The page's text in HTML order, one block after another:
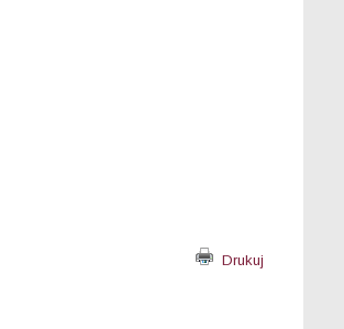
Drukuj